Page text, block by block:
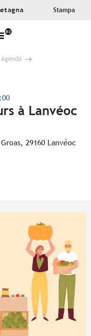
Stampa
Agenda
à Lanvéoc
29160 Lanvéoc